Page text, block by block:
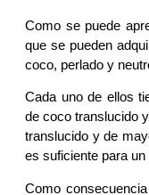
Como se puede
que se pueden
coco, perlado y
Cada uno de ellos
de coco translucido
translucido y de
es suficiente para
Como